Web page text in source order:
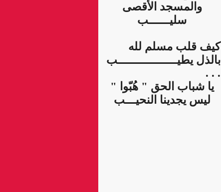
والمسجد الأقصى
سليــــــب
كيف قلب مسلم لله
بالذل يطيـــــــــــــــــب
. . .
يا شباب الحق " هُبّوا "
ليس يجدينا النحيـــب